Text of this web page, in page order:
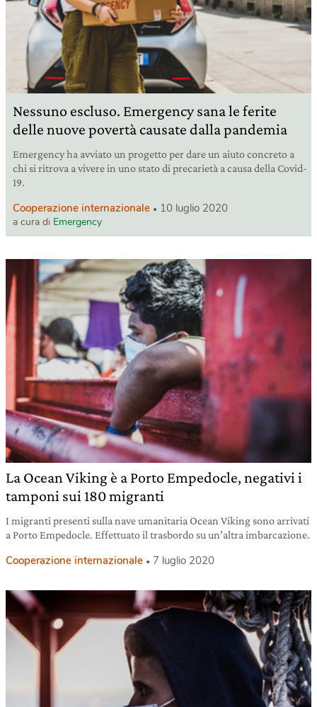
Nessuno escluso. Emergency sana le ferite
delle nuove povertà causate dalla pandemia
Emergency ha avviato un progetto per dare un aiuto concreto a
chi si ritrova a vivere in uno stato di precarietà a causa della Covid-
19.
Cooperazione internazionale 10 luglio 2020
a cura di Emergency
La Ocean Viking è a Porto Empedocle, negativi i
tamponi sui 180 migranti
I migranti presenti sulla nave umanitaria Ocean Viking sono arrivati
a Porto Empedocle. Effettuato il trasbordo su un’altra imbarcazione.
Cooperazione internazionale 7 luglio 2020